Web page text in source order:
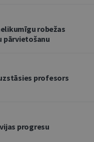
robežas
pārvietošanu
profesors
progresu